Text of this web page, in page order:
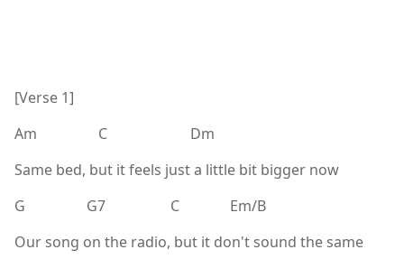
[Verse 1]
Am C Dm
Same bed, but it feels just a little bit bigger now
G G7 C Em/B
Our song on the radio, but it don't sound the same